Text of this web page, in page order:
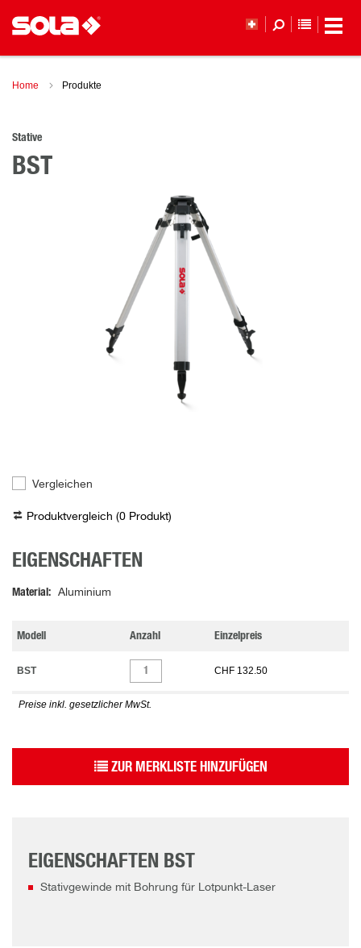
Home Produkte
Stative
BST
Vergleichen
Produktvergleich (0 Produkt)
EIGENSCHAFTEN
Material Aluminium
Modell Anzahl Einzelpreis
BST CHF 132.50
Preise inkl. gesetzlicher MwSt.
ZUR MERKLISTE HINZUFÜGEN
EIGENSCHAFTEN BST
Stativgewinde mit Bohrung für Lotpunkt-Laser